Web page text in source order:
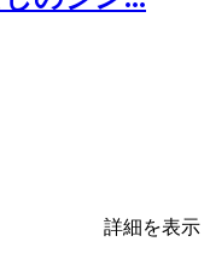
詳細を表示